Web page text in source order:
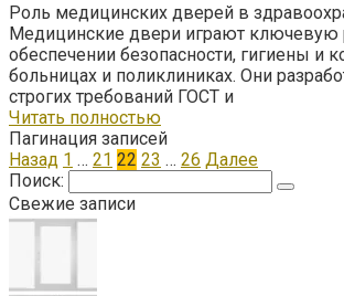
Роль медицинских дверей в
Медицинские двери играют ключевую
обеспечении безопасности, гигиены и
больницах и поликлиниках. Они
строгих требований ГОСТ и
Читать полностью
Пагинация записей
Назад 1 … 21 22 23 … 26 Далее
Поиск:
Свежие записи